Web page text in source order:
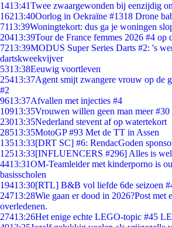
1413:41Twee zwaargewonden bij eenzijdig
16213:40Oorlog in Oekraïne #1318 Drone
7113:39Woningtekort: dus ga je woningen
20413:39Tour de France femmes 2026 #4 op
7213:39MODUS Super Series Darts #2: 's
dartskweekvijver
5313:38Eeuwig voortleven
25413:37Agent smijt zwangere vrouw op de
#2
9613:37Afvallen met injecties #4
10913:35Vrouwen willen geen man meer #30
23013:35Nederland stevent af op watertekort
28513:35MotoGP #93 Met de TT in Assen
13513:33[DRT SC] #6: RendacGoden
12513:33[INFLUENCERS #296] Alles is
4413:31OM-Teamleider met kinderporno is
basisscholen
19413:30[RTL] B&B vol liefde 6de seizoen
24713:28Wie gaan er dood in 2026?Post met
overledenen.
27413:26Het enige echte LEGO-topic #45